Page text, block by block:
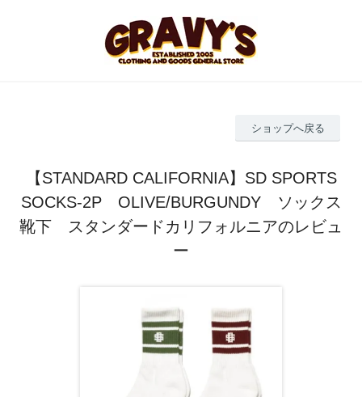
ショップへ戻る
【STANDARD CALIFORNIA】SD SPORTS
SOCKS-2P OLIVE/BURGUNDY ソックス
靴下 スタンダードカリフォルニアのレビュ
ー